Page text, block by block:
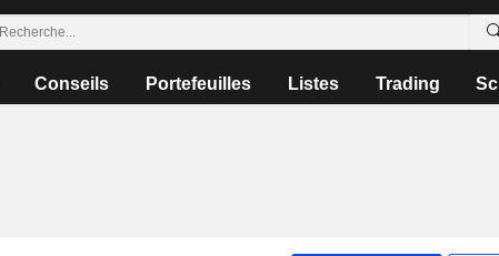
Conseils Portefeuilles Listes Trading